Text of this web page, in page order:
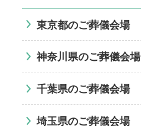
東京都のご葬儀会場
神奈川県のご葬儀会場
千葉県のご葬儀会場
埼玉県のご葬儀会場